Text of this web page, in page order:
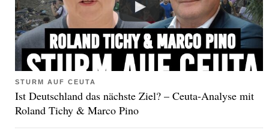
STURM AUF CEUTA
Ist Deutschland das nächste Ziel? – Ceuta-Analyse mit
Roland Tichy & Marco Pino